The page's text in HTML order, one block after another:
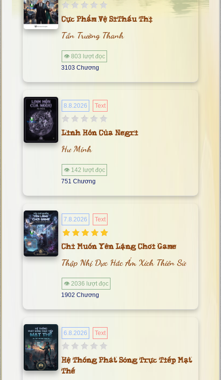
Cực Phẩm Vệ Sĩ Thấu Thị
Tần Trường Thanh
👁 803 lượt đọc
3103 Chương
8.8.2026 Text
Linh Hồn Của Negri
Hư Minh
👁 142 lượt đọc
751 Chương
7.8.2026 Text
Chỉ Muốn Yên Lặng Chơi Game
Thập Nhị Dực Hắc Ám Xích Thiên Sứ
👁 2036 lượt đọc
1902 Chương
6.8.2026 Text
Hệ Thống Phát Sóng Trực Tiếp Mạt
Thế